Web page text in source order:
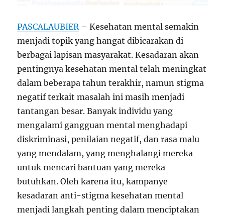
PASCALAUBIER – Kesehatan mental semakin
menjadi topik yang hangat dibicarakan di
berbagai lapisan masyarakat. Kesadaran akan
pentingnya kesehatan mental telah meningkat
dalam beberapa tahun terakhir, namun stigma
negatif terkait masalah ini masih menjadi
tantangan besar. Banyak individu yang
mengalami gangguan mental menghadapi
diskriminasi, penilaian negatif, dan rasa malu
yang mendalam, yang menghalangi mereka
untuk mencari bantuan yang mereka
butuhkan. Oleh karena itu, kampanye
kesadaran anti-stigma kesehatan mental
menjadi langkah penting dalam menciptakan